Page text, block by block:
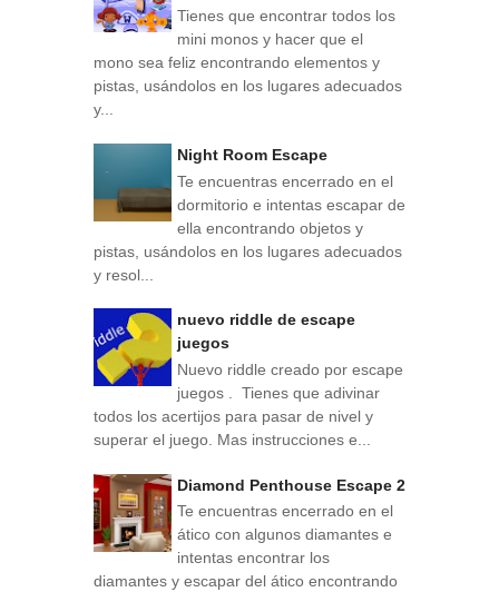
Tienes que encontrar todos los
mini monos y hacer que el
mono sea feliz encontrando elementos y
pistas, usándolos en los lugares adecuados
y...
Night Room Escape
Te encuentras encerrado en el
dormitorio e intentas escapar de
ella encontrando objetos y
pistas, usándolos en los lugares adecuados
y resol...
nuevo riddle de escape
juegos
Nuevo riddle creado por escape
juegos . Tienes que adivinar
todos los acertijos para pasar de nivel y
superar el juego. Mas instrucciones e...
Diamond Penthouse Escape 2
Te encuentras encerrado en el
ático con algunos diamantes e
intentas encontrar los
diamantes y escapar del ático encontrando